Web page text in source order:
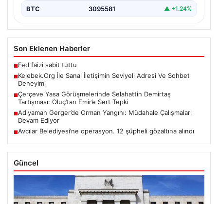
BTC 3095581 ▲ +1.24%
Son Eklenen Haberler
■Fed faizi sabit tuttu
■Kelebek.Org İle Sanal İletişimin Seviyeli Adresi Ve Sohbet
Deneyimi
■Çerçeve Yasa Görüşmelerinde Selahattin Demirtaş
Tartışması: Oluç’tan Emir’e Sert Tepki
■Adıyaman Gerger’de Orman Yangını: Müdahale Çalışmaları
Devam Ediyor
■Avcılar Belediyesi’ne operasyon. 12 şüpheli gözaltına alındı
Güncel